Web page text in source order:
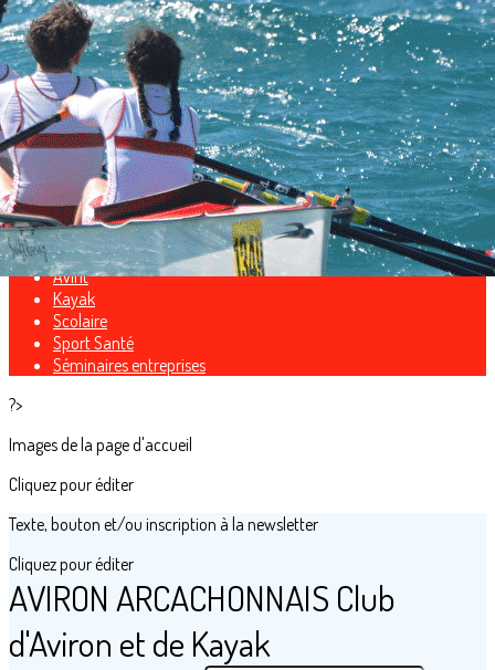
Exporter les lignes sélectionnées
Exporter toutes les colonnes
Exporter uniquement les colonnes affichées
Menu
<
>
Compétition
Para-Aviron
Loisir
Avifit
Kayak
Scolaire
Sport Santé
Séminaires entreprises
?>
Images de la page d'accueil
Cliquez pour éditer
Texte, bouton et/ou inscription à la newsletter
Cliquez pour éditer
AVIRON ARCACHONNAIS Club
d'Aviron et de Kayak